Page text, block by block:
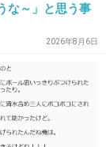
な～」と思う事
2026年8月6日